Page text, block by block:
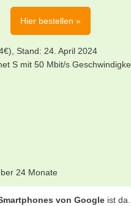
Hier bestellen »
Stand: 24. April 2024
S mit 50 Mbit/s
24 Monate
von Google ist